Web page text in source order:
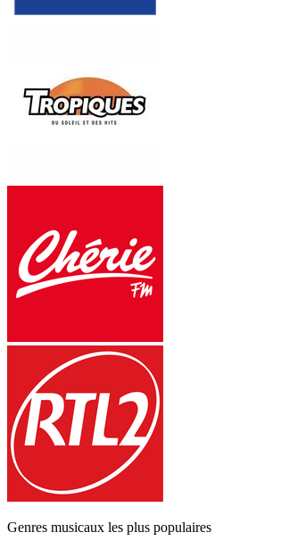
Genres musicaux les plus populaires